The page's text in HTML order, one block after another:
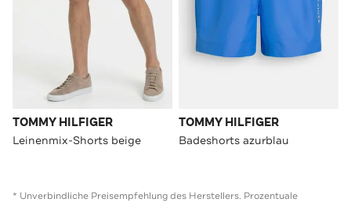
TOMMY HILFIGER
Leinenmix-Shorts beige
TOMMY HILFIGER
Badeshorts azurblau
* Unverbindliche Preisempfehlung des Herstellers. Prozentuale